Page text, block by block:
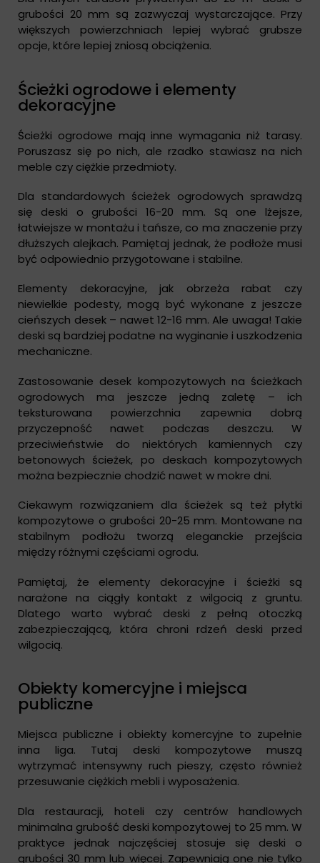
grubości 20 mm są zazwyczaj wystarczające. Przy
większych powierzchniach lepiej wybrać grubsze
opcje, które lepiej zniosą obciążenia.
Ścieżki ogrodowe i elementy
dekoracyjne
Ścieżki ogrodowe mają inne wymagania niż tarasy.
Poruszasz się po nich, ale rzadko stawiasz na nich
meble czy ciężkie przedmioty.
Dla standardowych ścieżek ogrodowych sprawdzą
się deski o grubości 16-20 mm. Są one lżejsze,
łatwiejsze w montażu i tańsze, co ma znaczenie przy
dłuższych alejkach. Pamiętaj jednak, że podłoże musi
być odpowiednio przygotowane i stabilne.
Elementy dekoracyjne, jak obrzeża rabat czy
niewielkie podesty, mogą być wykonane z jeszcze
cieńszych desek – nawet 12-16 mm. Ale uwaga! Takie
deski są bardziej podatne na wyginanie i uszkodzenia
mechaniczne.
Zastosowanie desek kompozytowych na ścieżkach
ogrodowych ma jeszcze jedną zaletę – ich
teksturowana powierzchnia zapewnia dobrą
przyczepność nawet podczas deszczu. W
przeciwieństwie do niektórych kamiennych czy
betonowych ścieżek, po deskach kompozytowych
można bezpiecznie chodzić nawet w mokre dni.
Ciekawym rozwiązaniem dla ścieżek są też płytki
kompozytowe o grubości 20-25 mm. Montowane na
stabilnym podłożu tworzą eleganckie przejścia
między różnymi częściami ogrodu.
Pamiętaj, że elementy dekoracyjne i ścieżki są
narażone na ciągły kontakt z wilgocią z gruntu.
Dlatego warto wybrać deski z pełną otoczką
zabezpieczającą, która chroni rdzeń deski przed
wilgocią.
Obiekty komercyjne i miejsca
publiczne
Miejsca publiczne i obiekty komercyjne to zupełnie
inna liga. Tutaj deski kompozytowe muszą
wytrzymać intensywny ruch pieszy, często również
przesuwanie ciężkich mebli i wyposażenia.
Dla restauracji, hoteli czy centrów handlowych
minimalna grubość deski kompozytowej to 25 mm. W
praktyce jednak najczęściej stosuje się deski o
grubości 30 mm lub więcej. Zapewniają one nie tylko